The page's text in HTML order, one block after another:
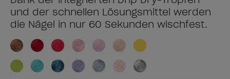
und der schnellen Lösungsmittel werden
die Nägel in nur 60 Sekunden wischfest.